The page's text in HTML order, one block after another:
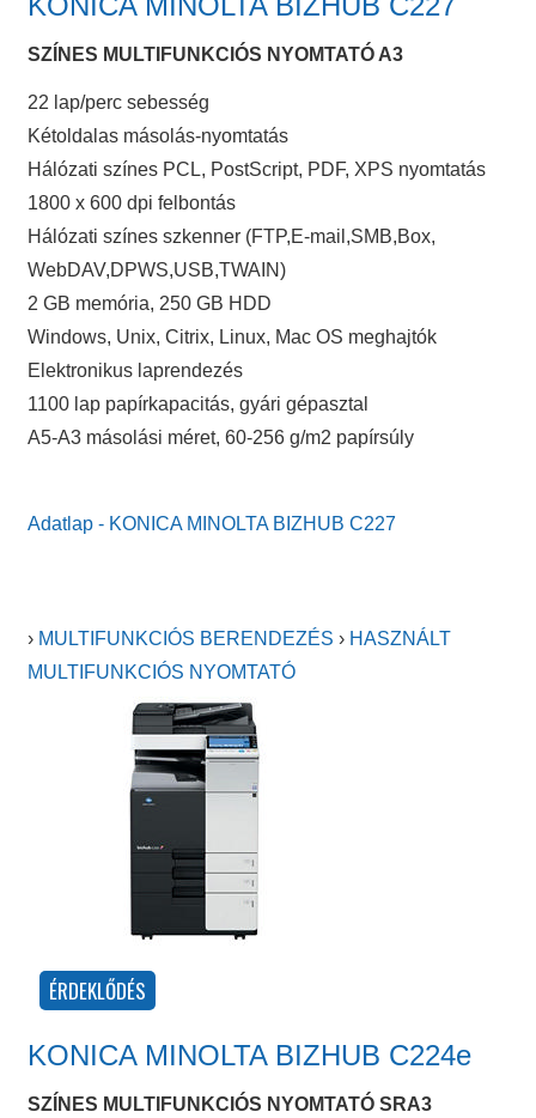
SZÍNES MULTIFUNKCIÓS NYOMTATÓ A3
22 lap/perc sebesség
Kétoldalas másolás-nyomtatás
Hálózati színes PCL, PostScript, PDF, XPS nyomtatás
1800 x 600 dpi felbontás
Hálózati színes szkenner (FTP,E-mail,SMB,Box,
WebDAV,DPWS,USB,TWAIN)
2 GB memória, 250 GB HDD
Windows, Unix, Citrix, Linux, Mac OS meghajtók
Elektronikus laprendezés
1100 lap papírkapacitás, gyári gépasztal
A5-A3 másolási méret, 60-256 g/m2 papírsúly
Adatlap - KONICA MINOLTA BIZHUB C227
› MULTIFUNKCIÓS BERENDEZÉS › HASZNÁLT
MULTIFUNKCIÓS NYOMTATÓ
KONICA MINOLTA BIZHUB C224e
SZÍNES MULTIFUNKCIÓS NYOMTATÓ SRA3